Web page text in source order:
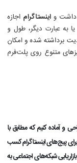
داشت واینستاگرام اجازه
به عبارت دیگر، طول و
برداشته شده و امکان
متنوع روی پلت‌فرم
و آماده کنیم که مطابق با
پیج‌هایاینستاگرامکسب
شبکه‌های اجتماعی به